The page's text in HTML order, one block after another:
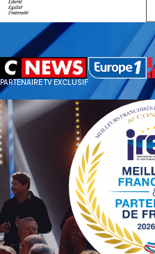
PARTENAIRE TV EXCLUSIF